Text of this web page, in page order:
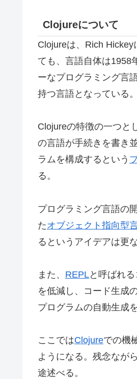
Clojureについて
Clojureは、Rich
ても、言語自体は1958
ーなプログラミング言
持つ言語となっている。
Clojureの特徴の一つと
の言語が手続きを書き
ラムを構成するという
る。
プログラミング言語の
たオブジェクト指向型
るというアイデアは更
また、 REPLと呼ばれ
を低減し、コード生成
プログラムの自動生成
ここではClojureでの機
ようになる。残念なが
途述べる。